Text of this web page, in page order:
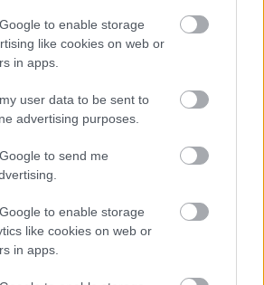
to enable storage
like cookies on web or
in apps.
user data to be sent to
advertising purposes.
to send me
to enable storage
like cookies on web or
in apps.
korabeli ...